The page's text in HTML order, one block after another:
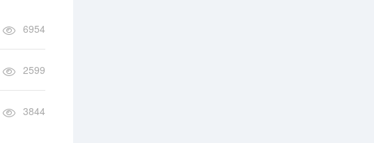
6954
2599
3844